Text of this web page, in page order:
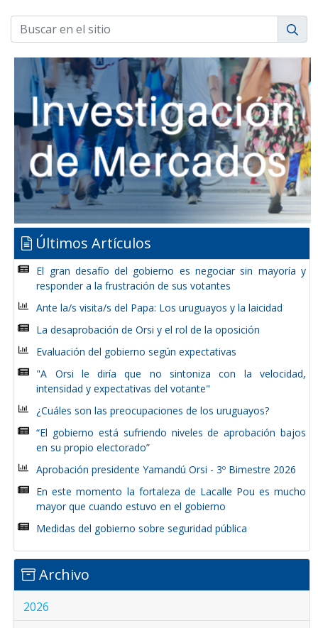
Últimos Artículos
El gran desafío del gobierno es negociar sin mayoría y
responder a la frustración de sus votantes
Ante la/s visita/s del Papa: Los uruguayos y la laicidad
La desaprobación de Orsi y el rol de la oposición
Evaluación del gobierno según expectativas
"A Orsi le diría que no sintoniza con la velocidad,
intensidad y expectativas del votante"
¿Cuáles son las preocupaciones de los uruguayos?
“El gobierno está sufriendo niveles de aprobación bajos
en su propio electorado”
Aprobación presidente Yamandú Orsi - 3º Bimestre 2026
En este momento la fortaleza de Lacalle Pou es mucho
mayor que cuando estuvo en el gobierno
Medidas del gobierno sobre seguridad pública
Archivo
2026